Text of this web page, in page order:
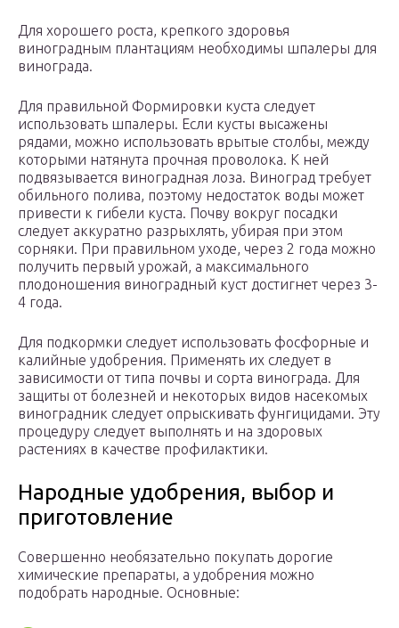
Для хорошего роста, крепкого здоровья
виноградным плантациям необходимы шпалеры для
винограда.
Для правильной Формировки куста следует
использовать шпалеры. Если кусты высажены
рядами, можно использовать врытые столбы, между
которыми натянута прочная проволока. К ней
подвязывается виноградная лоза. Виноград требует
обильного полива, поэтому недостаток воды может
привести к гибели куста. Почву вокруг посадки
следует аккуратно разрыхлять, убирая при этом
сорняки. При правильном уходе, через 2 года можно
получить первый урожай, а максимального
плодоношения виноградный куст достигнет через 3-
4 года.
Для подкормки следует использовать фосфорные и
калийные удобрения. Применять их следует в
зависимости от типа почвы и сорта винограда. Для
защиты от болезней и некоторых видов насекомых
виноградник следует опрыскивать фунгицидами. Эту
процедуру следует выполнять и на здоровых
растениях в качестве профилактики.
Народные удобрения, выбор и
приготовление
Совершенно необязательно покупать дорогие
химические препараты, а удобрения можно
подобрать народные. Основные: